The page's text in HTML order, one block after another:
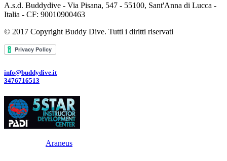
A.s.d. Buddydive - Via Pisana, 547 - 55100, Sant'Anna di Lucca -
Italia - CF: 90010900463
© 2017 Copyright Buddy Dive. Tutti i diritti riservati
info@buddydive.it
3476716513
Araneus